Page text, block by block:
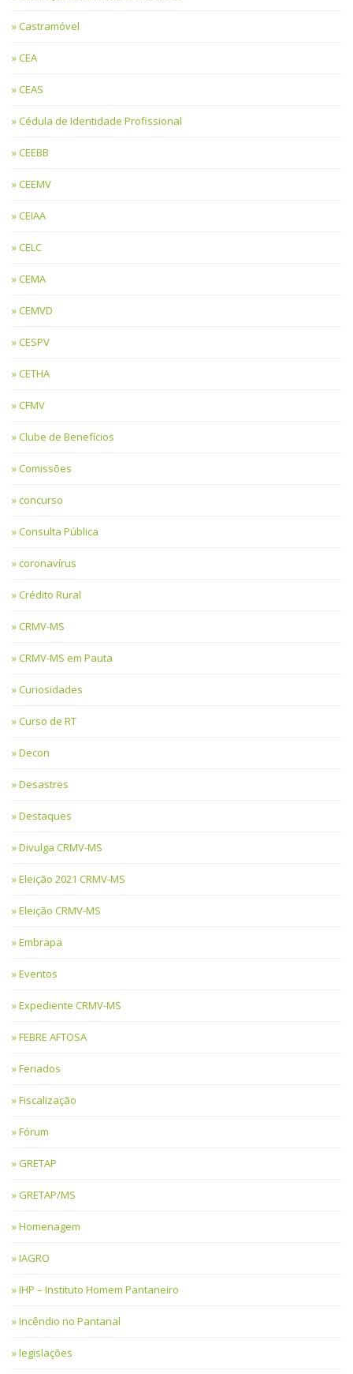
Castramóvel
CEA
CEAS
Cédula de Identidade Profissional
CEEBB
CEEMV
CEIAA
CELC
CEMA
CEMVD
CESPV
CETHA
CFMV
Clube de Benefícios
Comissões
concurso
Consulta Pública
coronavírus
Crédito Rural
CRMV-MS
CRMV-MS em Pauta
Curiosidades
Curso de RT
Decon
Desastres
Destaques
Divulga CRMV-MS
Eleição 2021 CRMV-MS
Eleição CRMV-MS
Embrapa
Eventos
Expediente CRMV-MS
FEBRE AFTOSA
Feriados
Fiscalização
Fórum
GRETAP
GRETAP/MS
Homenagem
IAGRO
IHP – Instituto Homem Pantaneiro
Incêndio no Pantanal
legislações